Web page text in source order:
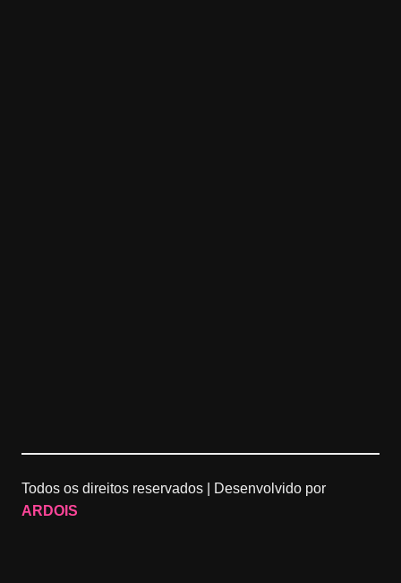
Todos os direitos reservados |
Desenvolvido por
ARDOIS